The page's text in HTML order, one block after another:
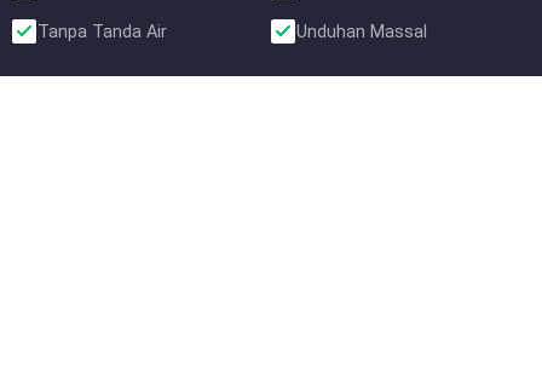
Tanpa Tanda Air Unduhan Massal